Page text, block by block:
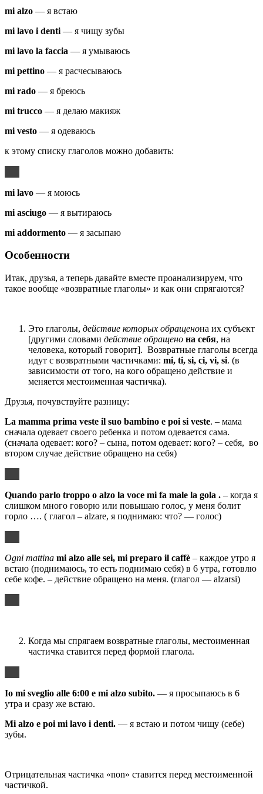
mi alzo — я встаю
mi lavo i denti — я чищу зубы
mi lavo la faccia — я умываюсь
mi pettino — я расчесываюсь
mi rado — я бреюсь
mi trucco — я делаю макияж
mi vesto — я одеваюсь
к этому списку глаголов можно добавить:
mi lavo — я моюсь
mi asciugo — я вытираюсь
mi addormento — я засыпаю
Особенности
Итак, друзья, а теперь давайте вместе проанализируем, что
такое вообще «возвратные глаголы» и как они спрягаются?
Это глаголы, действие которых обращенона их субъект
[другими словами действие обращено на себя, на
человека, который говорит]. Возвратные глаголы всегда
идут с возвратными частичками: mi, ti, si, ci, vi, si. (в
зависимости от того, на кого обращено действие и
меняется местоименная частичка).
Друзья, почувствуйте разницу:
La mamma prima veste il suo bambino e poi si veste. – мама
сначала одевает своего ребенка и потом одевается сама.
(сначала одевает: кого? – сына, потом одевает: кого? – себя, во
втором случае действие обращено на себя)
Quando parlo troppo o alzo la voce mi fa male la gola . – когда я
слишком много говорю или повышаю голос, у меня болит
горло …. ( глагол – alzare, я поднимаю: что? — голос)
Ogni mattina mi alzo alle sei, mi preparo il caffè – каждое утро я
встаю (поднимаюсь, то есть поднимаю себя) в 6 утра, готовлю
себе кофе. – действие обращено на меня. (глагол — alzarsi)
Когда мы спрягаем возвратные глаголы, местоименная
частичка ставится перед формой глагола.
Io mi sveglio alle 6:00 e mi alzo subito. — я просыпаюсь в 6
утра и сразу же встаю.
Mi alzo e poi mi lavo i denti. — я встаю и потом чищу (себе)
зубы.
Отрицательная частичка «non» ставится перед местоименной
частичкой.